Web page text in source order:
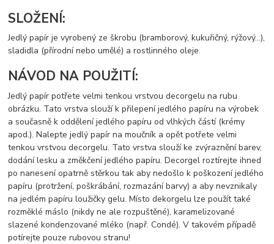
SLOŽENÍ:
Jedlý papír je vyrobený ze škrobu (bramborový, kukuřičný, rýžový…),
sladidla (přírodní nebo umělé) a rostlinného oleje.
NÁVOD NA POUŽITÍ:
Jedlý papír potřete velmi tenkou vrstvou decorgelu na rubu
obrázku. Tato vrstva slouží k přilepení jedlého papíru na výrobek
a současně k oddělení jedlého papíru od vlhkých částí (krémy
apod.). Nalepte jedlý papír na moučník a opět potřete velmi
tenkou vrstvou decorgelu. Tato vrstva slouží ke zvýraznění barev,
dodání lesku a změkčení jedlého papíru. Decorgel roztírejte ihned
po nanesení opatrně stěrkou tak aby nedošlo k poškození jedlého
papíru (protržení, poškrábání, rozmazání barvy) a aby nevznikaly
na jedlém papíru loužičky gelu. Místo dekorgelu lze použít také
rozměklé máslo (nikdy ne ale rozpuštěné), karamelizované
slazené kondenzované mléko (např. Condé). V takovém případě
potírejte pouze rubovou stranu!